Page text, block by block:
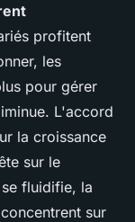
profitent
les
pour gérer
L'accord
la croissance
sur le
fluidifie, la
sur